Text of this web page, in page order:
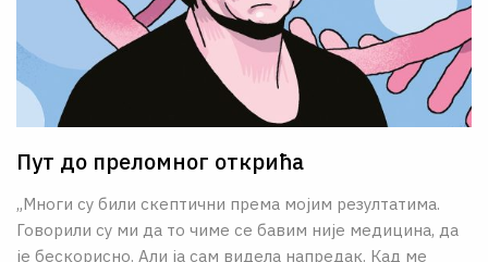
Пут до преломног открића
„Многи су били скептични према мојим резултатима.
Говорили су ми да то чиме се бавим није медицина, да
је бескорисно. Али ја сам видела напредак. Кад ме